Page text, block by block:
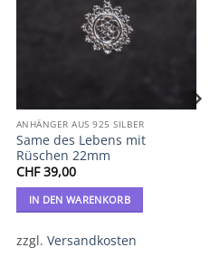
ANHÄNGER AUS 925 SILBER
Same des Lebens mit
Rüschen 22mm
CHF39,00
IN DEN WARENKORB
zzgl. Versandkosten